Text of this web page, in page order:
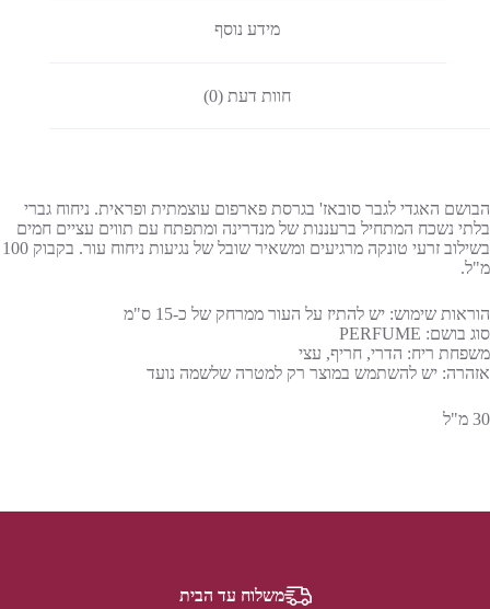
מידע נוסף
חוות דעת (0)
הבושם האגדי לגבר סובאז' בגרסת פארפום עוצמתית ופראית. ניחוח גברי
בלתי נשכח המתחיל ברעננות של מנדרינה ומתפתח עם תווים עציים חמים
בשילוב זרעי טונקה מרגיעים ומשאיר שובל של נגיעות ניחוח עור. בקבוק 100
מ"ל.
הוראות שימוש: יש להתיז על העור ממרחק של כ-15 ס"מ
סוג בושם: PERFUME
משפחת ריח: הדרי, חריף, עצי
אזהרה: יש להשתמש במוצר רק למטרה שלשמה נועד
30 מ"ל
משלוח עד הבית